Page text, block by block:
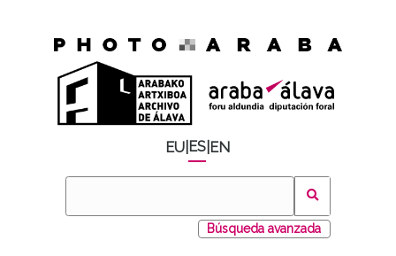
EU ES EN
Búsqueda avanzada